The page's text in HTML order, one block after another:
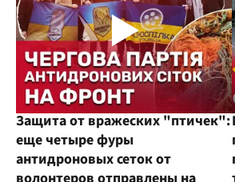
Защита от вражеских "птичек":
еще четыре фуры
антидроновых сеток от